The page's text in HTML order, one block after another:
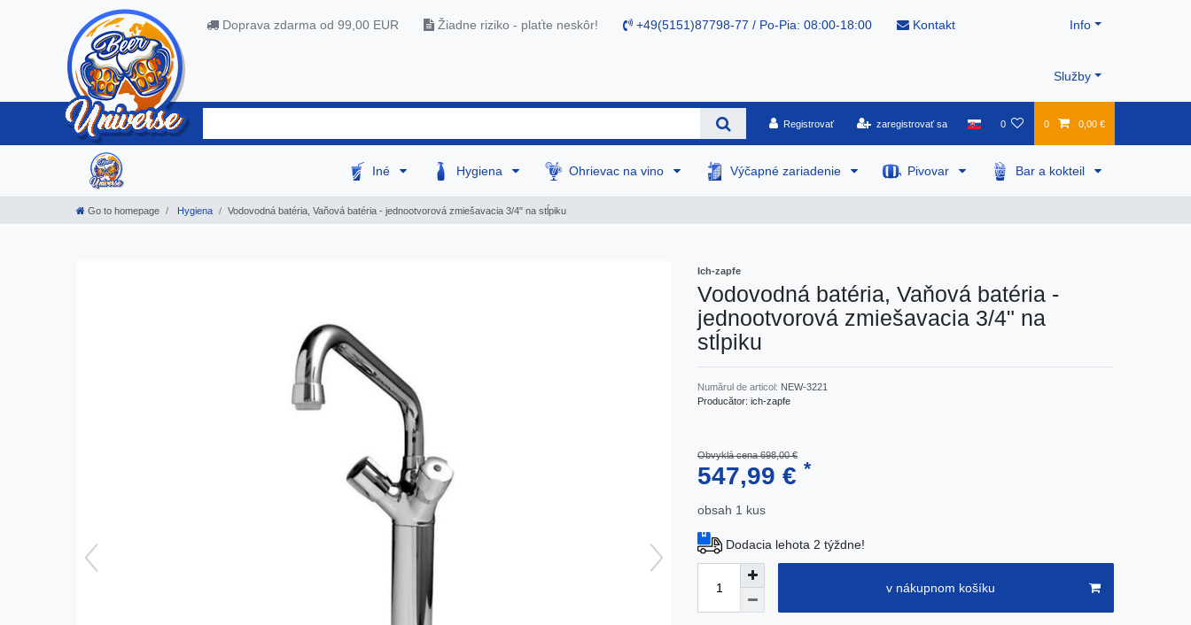
Doprava zdarma od 99,00 EUR Žiadne riziko - plaťte neskôr! +49(5151)87798-77 / Po-Pia: 08:00-18:00 Kontakt Info
Služby
Registrovať zaregistrovať sa 0 0 0,00 €
Iné Hygiena Ohrievac na vino Výčapné zariadenie Pivovar Bar a kokteil
Go to homepage Hygiena Vodovodná batéria, Vaňová batéria - jednootvorová zmiešavacia 3/4" na stĺpiku
Ich-zapfe
Vodovodná batéria, Vaňová batéria -
jednootvorová zmiešavacia 3/4" na
stĺpiku
Numărul de articol: NEW-3221
Producător: ich-zapfe
Obvyklá cena 698,00 €
547,99 € *
obsah 1 kus
Dodacia lehota 2 týždne!
v nákupnom košíku